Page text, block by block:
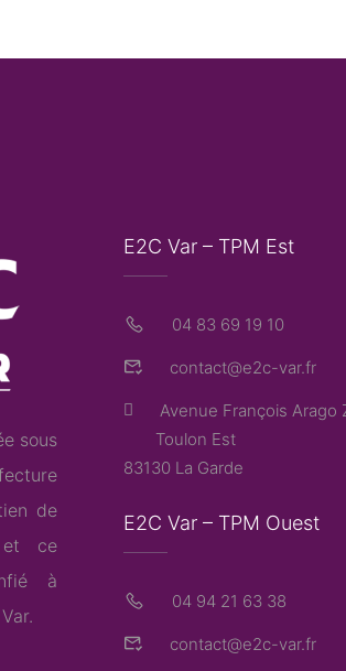
sous
de
et ce
à
.
E2C Var – TPM Est
04 83 69 19 10
contact@e2c-var.fr
Avenue François Arago
Toulon Est
83130 La Garde
E2C Var – TPM Ouest
04 94 21 63 38
contact@e2c-var.fr